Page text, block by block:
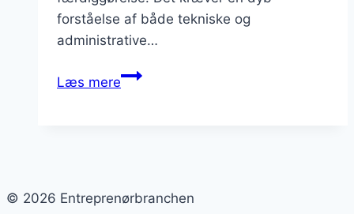
forståelse af både tekniske og
administrative…
Læs mereEffektiv
© 2026 Entreprenørbranchen